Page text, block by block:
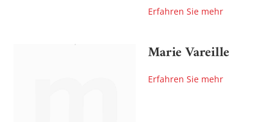
Erfahren Sie mehr
Marie Vareille
Erfahren Sie mehr